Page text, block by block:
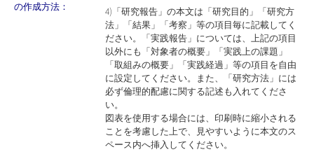
の作成方法：
4)「研究報告」の本文は「研究目的」「研究方
法」「結果」「考察」等の項目毎に記載してく
ださい。「実践報告」については、上記の項目
以外にも「対象者の概要」「実践上の課題」
「取組みの概要」「実践経過」等の項目を自由
に設定してください。また、「研究方法」には
必ず倫理的配慮に関する記述も入れてくださ
い。
図表を使用する場合には、印刷時に縮小される
ことを考慮した上で、見やすいように本文のス
ペース内へ挿入してください。